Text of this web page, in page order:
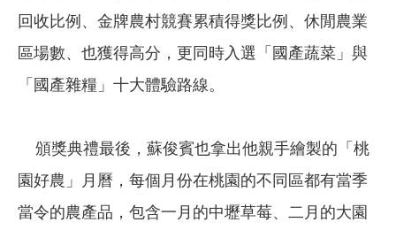
回收比例、⾦牌農村競賽累積得獎比例、休閒農業
區場數、也獲得高分，更同時入選「國產蔬菜」與
「國產雜糧」十大體驗路線。
頒獎典禮最後，蘇俊賓也拿出他親手繪製的「桃
園好農」月曆，每個月份在桃園的不同區都有當季
當令的農產品，包含一月的中壢草莓、二月的大園